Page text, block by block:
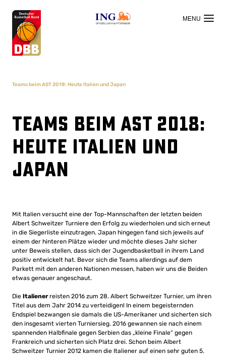
OFFIZIELLER HAUPTSPONSOR
Teams beim AST 2018: Heute Italien und Japan
Teams beim AST 2018:
Heute Italien und
Japan
Mit Italien versucht eine der Top-Mannschaften der letzten beiden
Albert Schweitzer Turniere den Erfolg zu wiederholen und sich erneut
in die Siegerliste einzutragen. Japan hingegen fand sich jeweils auf
einem der hinteren Plätze wieder und möchte dieses Jahr sicher
unter Beweis stellen, dass sich der Jugendbasketball in ihrem Land
positiv entwickelt hat. Bevor sich die Teams allerdings auf dem
Parkett mit den anderen Nationen messen, haben wir uns die Beiden
etwas genauer angeschaut.
Die Italienerreisten 2016 zum 28. Albert Schweitzer Turnier, um ihren
Titel aus dem Jahr 2014 zu verteidigen! In einem begeisternden
Endspiel bezwangen sie damals die US-Amerikaner und sicherten sich
den insgesamt vierten Turniersieg. 2016 gewannen sie nach einem
spannenden Halbfinale gegen Serbien das „kleine Finale“ gegen
Frankreich und sicherten sich Platz drei. Schon beim Albert
Schweitzer Turnier 2012 kamen die Italiener auf einen sehr guten 5.